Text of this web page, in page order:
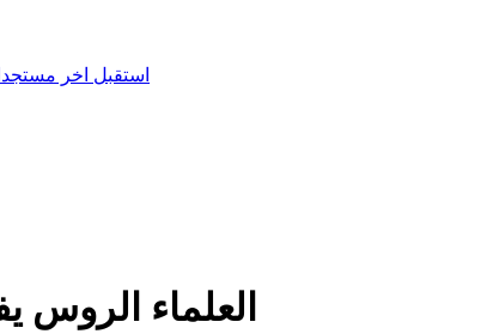
العلماء الروس